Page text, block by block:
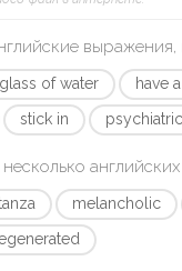
glass of water have
stick in
melancholic